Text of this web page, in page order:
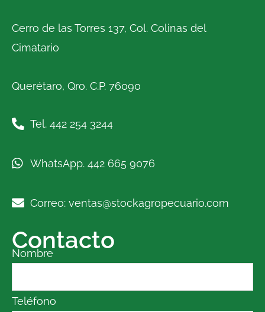
Cerro de las Torres 137, Col. Colinas del
Cimatario
Querétaro, Qro. C.P. 76090
Tel. 442 254 3244
WhatsApp. 442 665 9076
Correo: ventas@stockagropecuario.com
Contacto
Nombre
Teléfono